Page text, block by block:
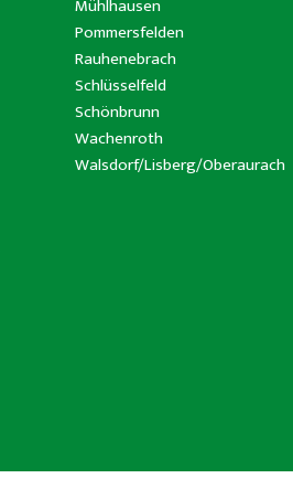
Mühlhausen
Pommersfelden
Rauhenebrach
Schlüsselfeld
Schönbrunn
Wachenroth
Walsdorf/Lisberg/Oberaurach